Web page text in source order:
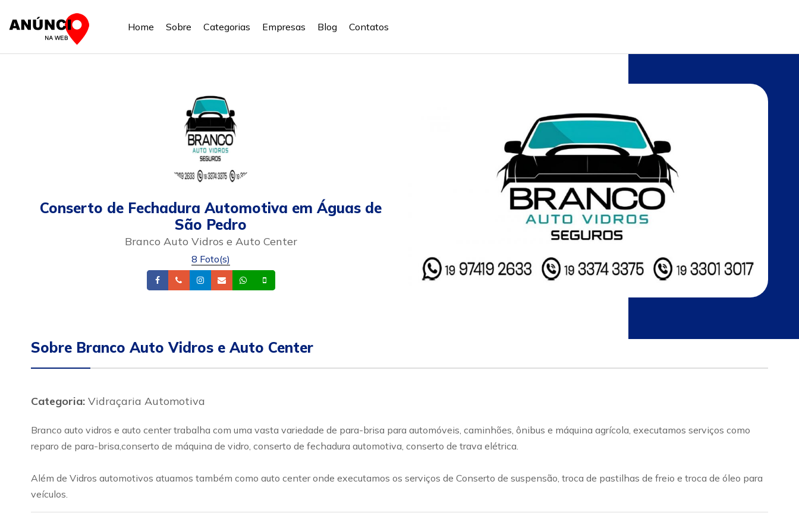
Home Sobre Categorias Empresas Blog Contatos
Conserto de Fechadura Automotiva em Águas de
São Pedro
Branco Auto Vidros e Auto Center
8 Foto(s)
FacebookTelefoneInstagram
Email Whatsapp
Sobre Branco Auto Vidros e Auto Center
Categoria: Vidraçaria Automotiva
Branco auto vidros e auto center trabalha com uma vasta variedade de para-brisa para automóveis, caminhões, ônibus e máquina agrícola, executamos serviços como
reparo de para-brisa,conserto de máquina de vidro, conserto de fechadura automotiva, conserto de trava elétrica.
Além de Vidros automotivos atuamos também como auto center onde executamos os serviços de Conserto de suspensão, troca de pastilhas de freio e troca de óleo para
veículos.